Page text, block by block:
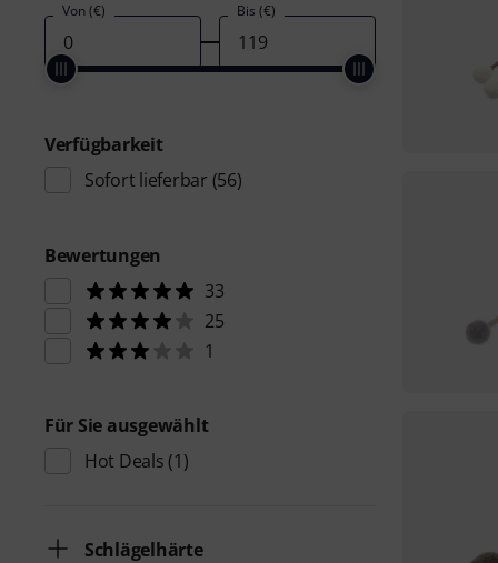
Von (€) Bis (€)
Verfügbarkeit
Sofort lieferbar (56)
Bewertungen
33
25
1
Für Sie ausgewählt
Hot Deals (1)
Schlägelhärte